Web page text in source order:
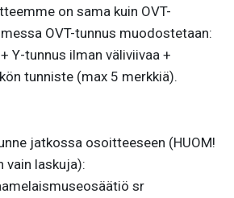
on sama kuin OVT-
OVT-tunnus muodostetaan:
Y-tunnus ilman väliviivaa +
tunniste (max 5 merkkiä).
jatkossa osoitteeseen (HUOM!
vain laskuja):
sr